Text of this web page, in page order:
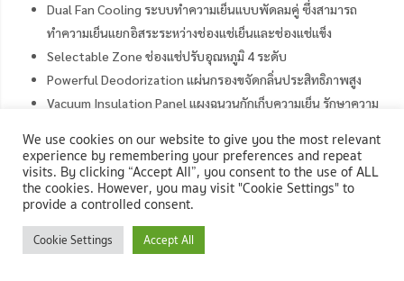
Dual Fan Cooling ระบบทำความเย็นแบบพัดลมคู่ ซึ่งสามารถ
ทำความเย็นแยกอิสระระหว่างช่องแช่เย็นและช่องแช่แข็ง
Selectable Zone ช่องแช่ปรับอุณหภูมิ 4 ระดับ
Powerful Deodorization แผ่นกรองขจัดกลิ่นประสิทธิภาพสูง
Vacuum Insulation Panel แผงฉนวนกักเก็บความเย็น รักษาความ
ช้อปตู้เย็นสองประตู HITACHI รุ่น R-WB640VF GMG
9. Samsung ตู้เย็นสองประตู รุ่น RS64T5F01B4/ST สีเทา
We use cookies on our website to give you the most relevant
experience by remembering your preferences and repeat
visits. By clicking “Accept All”, you consent to the use of ALL
the cookies. However, you may visit "Cookie Settings" to
provide a controlled consent.
Cookie Settings Accept All